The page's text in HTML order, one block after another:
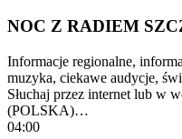
NOC Z RADIEM
Informacje regionalne,
muzyka, ciekawe audycje,
Słuchaj przez internet lub w
(POLSKA)…
04:00